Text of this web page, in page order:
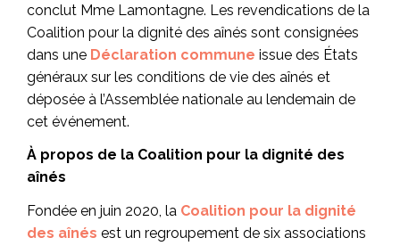
conclut Mme Lamontagne. Les revendications de la
Coalition pour la dignité des aînés sont consignées
dans une Déclaration commune issue des États
généraux sur les conditions de vie des aînés et
déposée à l’Assemblée nationale au lendemain de
cet événement.
À propos de la Coalition pour la dignité des
aînés
Fondée en juin 2020, la Coalition pour la dignité
des aînés est un regroupement de six associations